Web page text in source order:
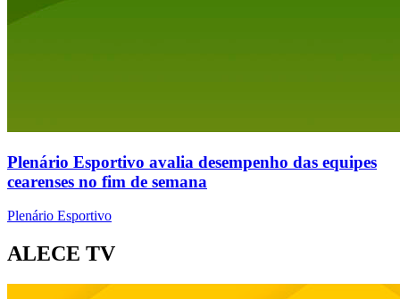
Plenário Esportivo avalia desempenho das equipes
cearenses no fim de semana
Plenário Esportivo
ALECE TV